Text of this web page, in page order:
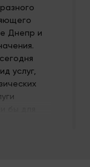
Днепр и
услуг,